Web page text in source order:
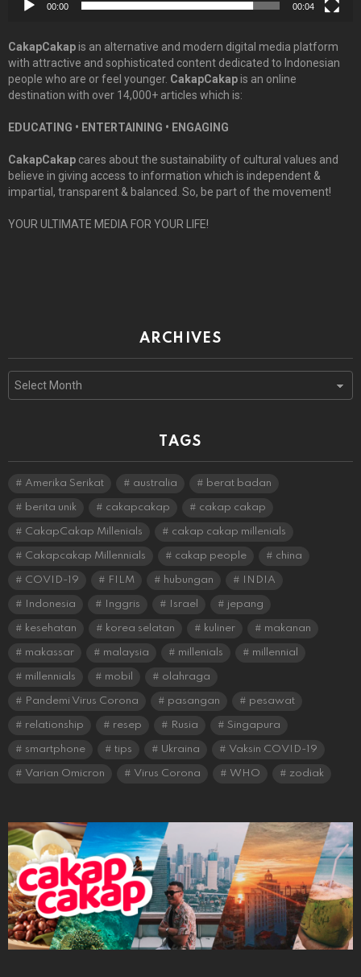
00:00 00:04
CakapCakapis an alternative and modern digital media platform
with attractive and sophisticated content dedicated to Indonesian
people who are or feel younger. CakapCakapis an online
destination with over 14,000+ articles which is:
EDUCATING • ENTERTAINING • ENGAGING
CakapCakap cares about the sustainability of cultural values and
believe in giving access to information which is independent &
impartial, transparent & balanced. So, be part of the movement!
YOUR ULTIMATE MEDIA FOR YOUR LIFE!
ARCHIVES
Archives
TAGS
Amerika Serikat australia berat badan
berita unik cakapcakap cakap cakap
CakapCakap Millenials cakap cakap millenials
Cakapcakap Millennials cakap people china
COVID-19 FILM hubungan INDIA
Indonesia Inggris Israel jepang
kesehatan korea selatan kuliner makanan
makassar malaysia millenials millennial
millennials mobil olahraga
Pandemi Virus Corona pasangan pesawat
relationship resep Rusia Singapura
smartphone tips Ukraina Vaksin COVID-19
Varian Omicron Virus Corona WHO zodiak